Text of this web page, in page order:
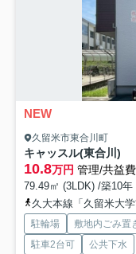
NEW
久留米市東合川町
キャッスル(東合川)
10.8万円 管理/共益
79.49㎡ (3LDK) /築10年
久大本線「久留米大
駐輪場 敷地内ごみ置
駐車2台可
公共下水